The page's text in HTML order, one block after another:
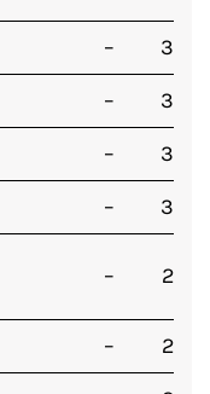
–
3
–
3
–
3
–
3
– 2
–
2